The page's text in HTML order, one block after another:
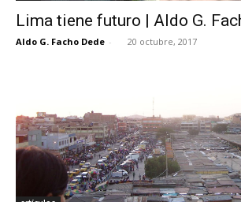
Lima tiene futuro | Aldo G.
Aldo G. Facho Dede - 20 octubre, 2017